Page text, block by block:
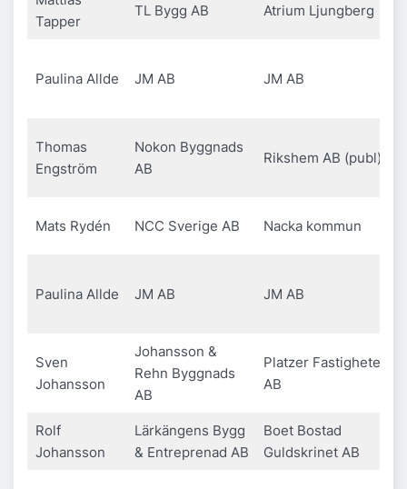
Tapper
TL Bygg AB Atrium Ljungberg
Paulina Allde JM AB JM AB
Thomas
Engström
Nokon Byggnads
AB
Rikshem AB (publ)
Mats Rydén NCC Sverige AB Nacka kommun
Paulina Allde JM AB JM AB
Sven
Johansson
Johansson &
Rehn Byggnads
AB
Platzer Fastigheter
AB
Rolf
Johansson
Lärkängens Bygg
& Entreprenad AB
Boet Bostad
Guldskrinet AB